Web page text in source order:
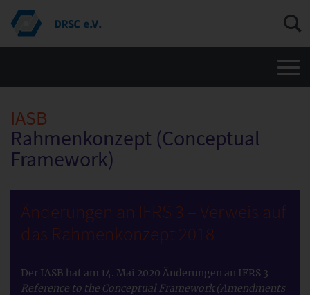
IASB
Rahmenkonzept (Conceptual
Framework)
Änderungen an IFRS 3 – Verweis auf
das Rahmenkonzept 2018
Der IASB hat am 14. Mai 2020 Änderungen an IFRS 3
Reference to the Conceptual Framework (Amendments